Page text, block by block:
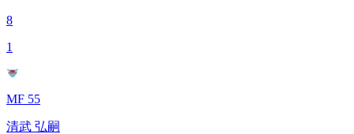
8
1
MF 55
清武 弘嗣